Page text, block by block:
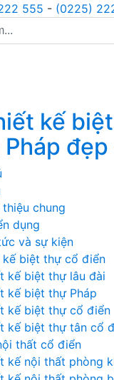
555 - (0225)
chung
dụng
và sự kiện
kế biệt thự cổ điển
kế biệt thự lâu đài
kế biệt thự Pháp
kế biệt thự cổ điển
kế biệt thự tân cổ
thất cổ điển
kế nội thất phòng